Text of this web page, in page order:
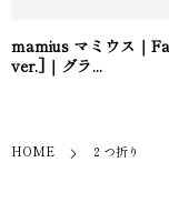
mamius マミウス｜
ver.]｜グラ...
HOME ２つ折り